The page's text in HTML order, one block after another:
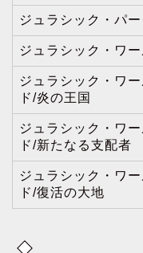
ジュラシック・パー
ジュラシック・ワー
ジュラシック・ワ
ド/炎の王国
ジュラシック・ワ
ド/新たなる支配者
ジュラシック・ワ
ド/復活の大地